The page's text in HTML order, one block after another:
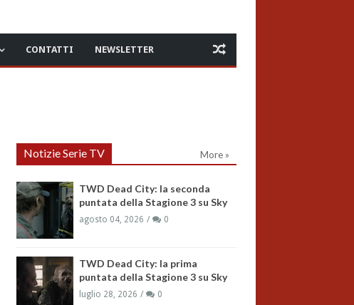
CONTATTI NEWSLETTER
Notizie Serie TV More »
TWD Dead City: la seconda
puntata della Stagione 3 su Sky
agosto 04, 2026 0
TWD Dead City: la prima
puntata della Stagione 3 su Sky
luglio 28, 2026 0